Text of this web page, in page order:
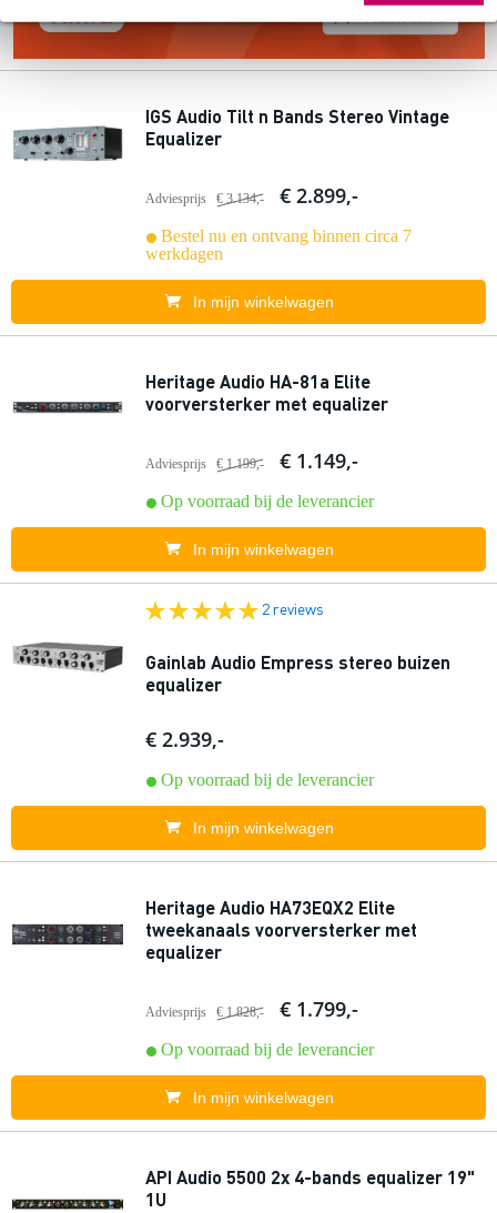
IGS Audio Tilt n Bands Stereo Vintage
Equalizer
Adviesprijs € 3.134,- € 2.899,-
Bestel nu en ontvang binnen circa 7
werkdagen
In mijn winkelwagen
Heritage Audio HA-81a Elite
voorversterker met equalizer
Adviesprijs € 1.199,- € 1.149,-
Op voorraad bij de leverancier
In mijn winkelwagen
2 reviews
Gainlab Audio Empress stereo buizen
equalizer
€ 2.939,-
Op voorraad bij de leverancier
In mijn winkelwagen
Heritage Audio HA73EQX2 Elite
tweekanaals voorversterker met
equalizer
Adviesprijs € 1.828,- € 1.799,-
Op voorraad bij de leverancier
In mijn winkelwagen
API Audio 5500 2x 4-bands equalizer 19"
1U